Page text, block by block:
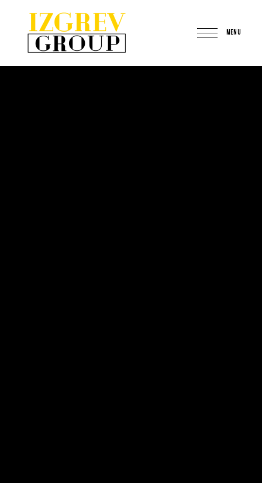
IzgrevGroup
MENU